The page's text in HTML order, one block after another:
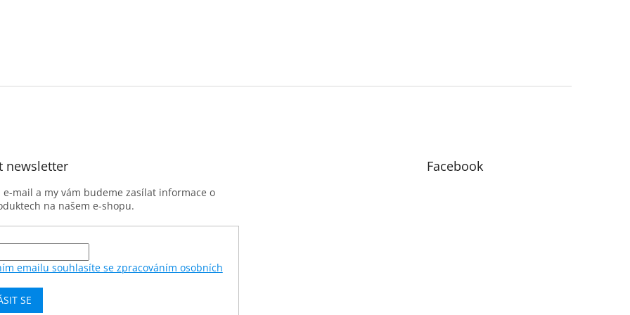
newsletter
e-mail a my vám budeme zasílat informace o
na našem e-shopu.
emailu souhlasíte se zpracováním osobních
SE
Facebook